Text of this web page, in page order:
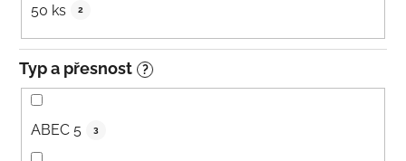
50 ks 2
Typ a přesnost ?
ABEC 5 3